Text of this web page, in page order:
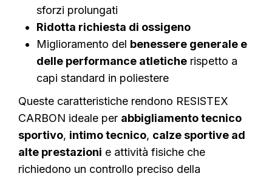
sforzi prolungati
Ridotta richiesta di ossigeno
Miglioramento del benessere generale e
delle performance atletiche rispetto a
capi standard in poliestere
Queste caratteristiche rendono RESISTEX
CARBON ideale per abbigliamento tecnico
sportivo, intimo tecnico, calze sportive ad
alte prestazioni e attività fisiche che
richiedono un controllo preciso della